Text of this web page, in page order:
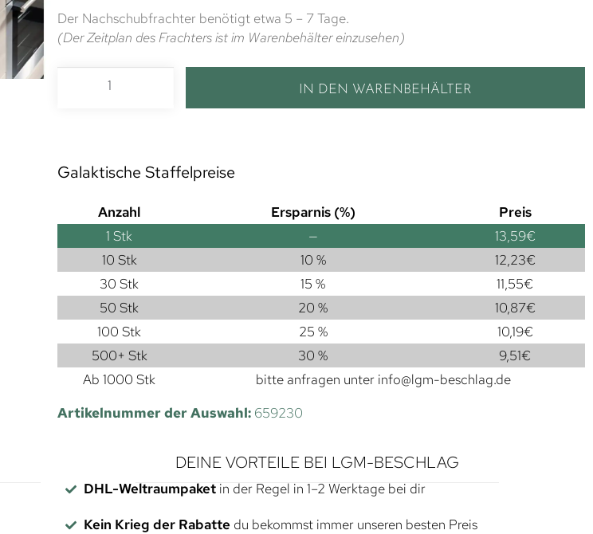
Der Nachschubfrachter benötigt etwa 5 – 7 Tage.
(Der Zeitplan des Frachters ist im Warenbehälter einzusehen)
IN DEN WARENBEHÄLTER
Galaktische Staffelpreise
Anzahl Ersparnis (%)
Preis
1 Stk — 13,59€
10 Stk
10 % 12,23€
30 Stk
15 % 11,55€
50 Stk
20 % 10,87€
100 Stk
25 % 10,19€
500+ Stk
30 % 9,51€
Ab 1000 Stk
bitte anfragen unter info@lgm-beschlag.de
Artikelnummer der Auswahl: 659230
DEINE VORTEILE BEI LGM-BESCHLAG
DHL-Weltraumpaketin der Regel in 1–2 Werktage bei dir
Kein Krieg der Rabatte du bekommst immer unseren besten Preis